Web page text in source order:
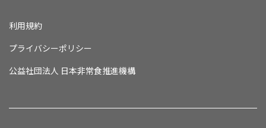
利用規約
プライバシーポリシー
公益社団法人 日本非常食推進機構